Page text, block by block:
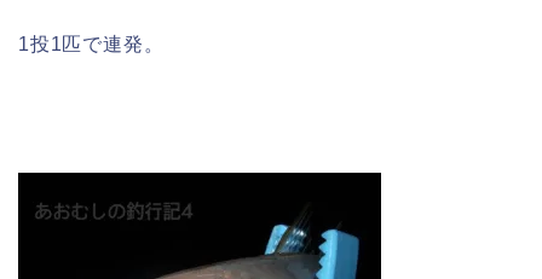
1投1匹で連発。